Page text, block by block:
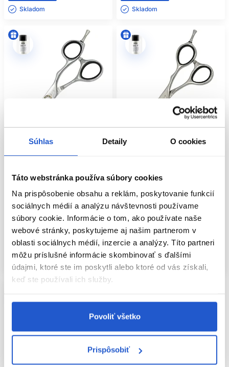
Súhlas Detaily O cookies
Táto webstránka používa súbory cookies
Na prispôsobenie obsahu a reklám, poskytovanie funkcií
sociálnych médií a analýzu návštevnosti používame
súbory cookie. Informácie o tom, ako používate naše
webové stránky, poskytujeme aj našim partnerom v
oblasti sociálnych médií, inzercie a analýzy. Títo partneri
môžu príslušné informácie skombinovať s ďalšími
údajmi, ktoré ste im poskytli alebo ktoré od vás získali,
keď ste používali ich služby.
Povoliť všetko
Prispôsobiť
Nobelovo nám. 7-8
Email: info@lomax.sk
Skladom ㅤ Skladom ㅤ
NUSHA CobaltEdge CE60
NUSHA
Kadernícke potreby
239.00 €
Kúpiť
Skladom ㅤ
NUSHA SalonLite SL55
NUSHA
Kadernícke potreby
69.00 €
Kúpiť